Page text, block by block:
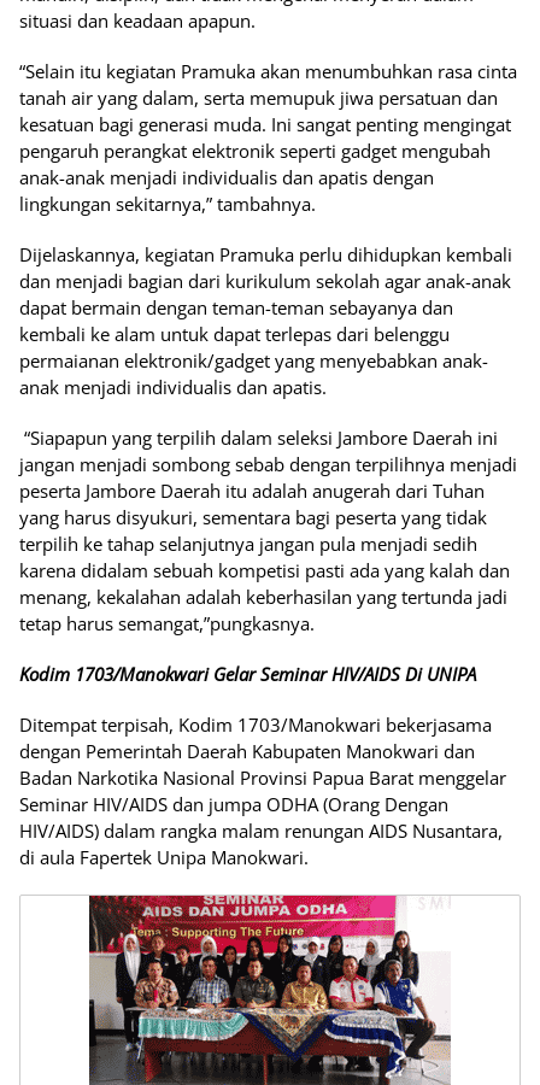
situasi dan keadaan apapun.
“Selain itu kegiatan Pramuka akan menumbuhkan rasa cinta
tanah air yang dalam, serta memupuk jiwa persatuan dan
kesatuan bagi generasi muda. Ini sangat penting mengingat
pengaruh perangkat elektronik seperti gadget mengubah
anak-anak menjadi individualis dan apatis dengan
lingkungan sekitarnya,” tambahnya.
Dijelaskannya, kegiatan Pramuka perlu dihidupkan kembali
dan menjadi bagian dari kurikulum sekolah agar anak-anak
dapat bermain dengan teman-teman sebayanya dan
kembali ke alam untuk dapat terlepas dari belenggu
permaianan elektronik/gadget yang menyebabkan anak-
anak menjadi individualis dan apatis.
“Siapapun yang terpilih dalam seleksi Jambore Daerah ini
jangan menjadi sombong sebab dengan terpilihnya menjadi
peserta Jambore Daerah itu adalah anugerah dari Tuhan
yang harus disyukuri, sementara bagi peserta yang tidak
terpilih ke tahap selanjutnya jangan pula menjadi sedih
karena didalam sebuah kompetisi pasti ada yang kalah dan
menang, kekalahan adalah keberhasilan yang tertunda jadi
tetap harus semangat,”pungkasnya.
Kodim 1703/Manokwari Gelar Seminar HIV/AIDS Di UNIPA
Ditempat terpisah, Kodim 1703/Manokwari bekerjasama
dengan Pemerintah Daerah Kabupaten Manokwari dan
Badan Narkotika Nasional Provinsi Papua Barat menggelar
Seminar HIV/AIDS dan jumpa ODHA (Orang Dengan
HIV/AIDS) dalam rangka malam renungan AIDS Nusantara,
di aula Fapertek Unipa Manokwari.